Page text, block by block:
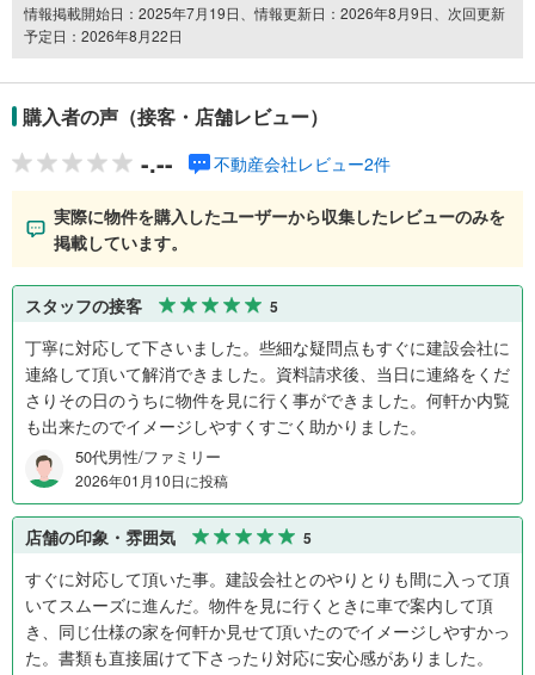
情報掲載開始日：2025年7月19日、情報更新日：2026年8月9日、次回更新
予定日：2026年8月22日
購入者の声（接客・店舗レビュー）
-.-- 不動産会社レビュー2件
実際に物件を購入したユーザーから収集したレビューのみを
掲載しています。
スタッフの接客 5
丁寧に対応して下さいました。些細な疑問点もすぐに建設会社に
連絡して頂いて解消できました。資料請求後、当日に連絡をくだ
さりその日のうちに物件を見に行く事ができました。何軒か内覧
も出来たのでイメージしやすくすごく助かりました。
50代男性/ファミリー
2026年01月10日に投稿
店舗の印象・雰囲気 5
すぐに対応して頂いた事。建設会社とのやりとりも間に入って頂
いてスムーズに進んだ。物件を見に行くときに車で案内して頂
き、同じ仕様の家を何軒か見せて頂いたのでイメージしやすかっ
た。書類も直接届けて下さったり対応に安心感がありました。